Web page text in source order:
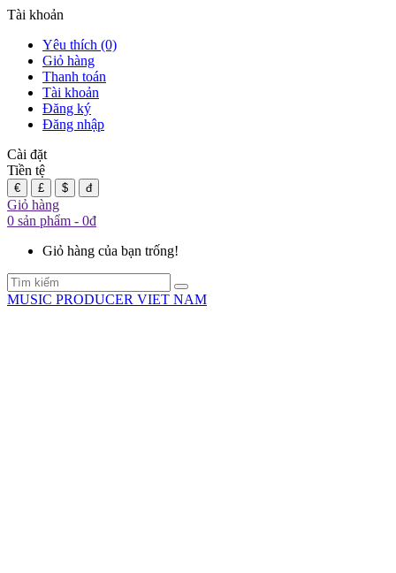
Tài khoản
Yêu thích (0)
Giỏ hàng
Thanh toán
Tài khoản
Đăng ký
Đăng nhập
Cài đặt
Tiền tệ
€ £ $ đ
Giỏ hàng
0 sản phẩm - 0đ
Giỏ hàng của bạn trống!
MUSIC PRODUCER VIET NAM